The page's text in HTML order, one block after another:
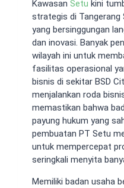
Kawasan Setu kini
strategis di Tangerang
yang bersinggungan
dan inovasi. Banyak
wilayah ini untuk
fasilitas operasional
bisnis di sekitar BSD
menjalankan roda
memastikan bahwa
payung hukum yang
pembuatan PT Setu
untuk mempercepat
seringkali menyita
Memiliki badan usaha